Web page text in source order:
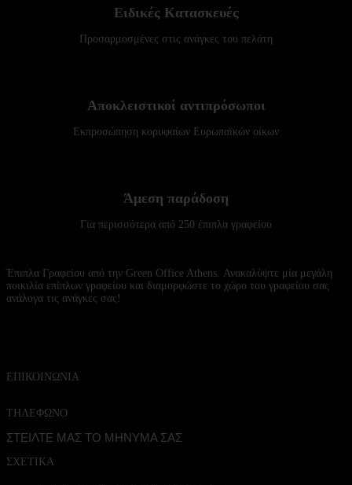
Ειδικές Κατασκευές
Προσαρμοσμένες στις ανάγκες του πελάτη
Αποκλειστικοί αντιπρόσωποι
Εκπροσώπηση κορυφαίων Ευρωπαϊκών οίκων
Άμεση παράδοση
Για περισσότερα από 250 έπιπλα γραφείου
Έπιπλα Γραφείου από την Green Office Athens. Ανακαλύψτε μία μεγάλη
ποικιλία επίπλων γραφείου και διαμορφώστε το χώρο του γραφείου σας
ανάλογα τις ανάγκες σας!
ΕΠΙΚΟΙΝΩΝΙΑ
ΤΗΛΕΦΩΝΟ
ΣΤΕΙΛΤΕ ΜΑΣ ΤΟ ΜΗΝΥΜΑ ΣΑΣ
ΣΧΕΤΙΚΑ